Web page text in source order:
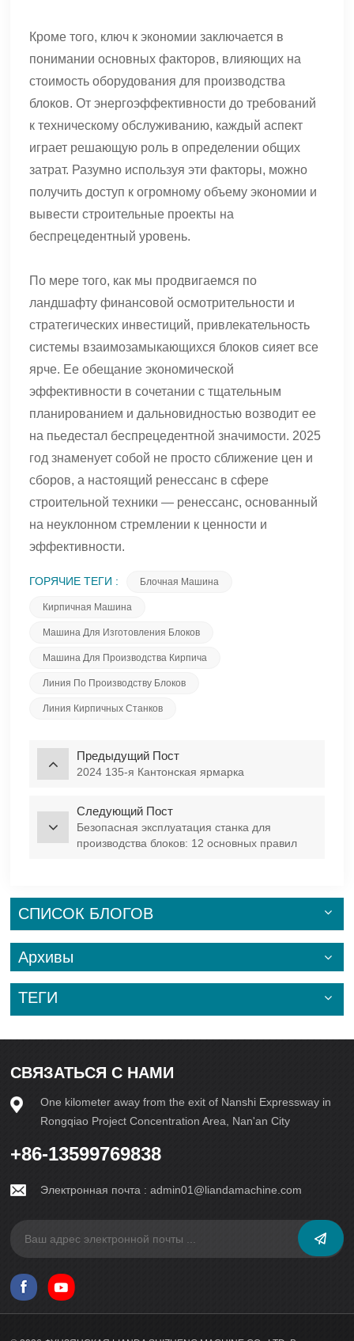
Кроме того, ключ к экономии заключается в
понимании основных факторов, влияющих на
стоимость оборудования для производства
блоков. От энергоэффективности до требований
к техническому обслуживанию, каждый аспект
играет решающую роль в определении общих
затрат. Разумно используя эти факторы, можно
получить доступ к огромному объему экономии и
вывести строительные проекты на
беспрецедентный уровень.
По мере того, как мы продвигаемся по
ландшафту финансовой осмотрительности и
стратегических инвестиций, привлекательность
системы взаимозамыкающихся блоков сияет все
ярче. Ее обещание экономической
эффективности в сочетании с тщательным
планированием и дальновидностью возводит ее
на пьедестал беспрецедентной значимости. 2025
год знаменует собой не просто сближение цен и
сборов, а настоящий ренессанс в сфере
строительной техники — ренессанс, основанный
на неуклонном стремлении к ценности и
эффективности.
ГОРЯЧИЕ ТЕГИ : Блочная Машина
Кирпичная Машина
Машина Для Изготовления Блоков
Машина Для Производства Кирпича
Линия По Производству Блоков
Линия Кирпичных Станков
Предыдущий Пост
2024 135-я Кантонская ярмарка
Следующий Пост
Безопасная эксплуатация станка для
производства блоков: 12 основных правил
СПИСОК БЛОГОВ
Архивы
ТЕГИ
СВЯЗАТЬСЯ С НАМИ
One kilometer away from the exit of Nanshi Expressway in
Rongqiao Project Concentration Area, Nan'an City
+86-13599769838
Электронная почта :admin01@liandamachine.com